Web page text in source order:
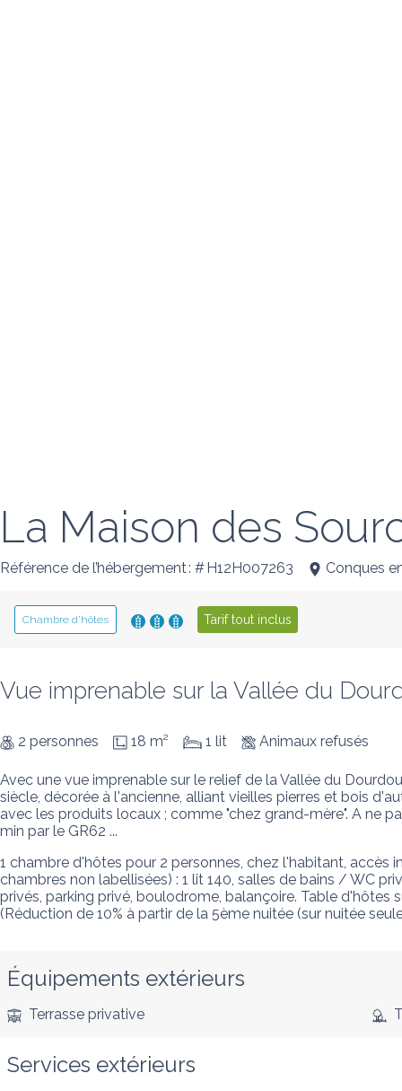
La Maison des
Référence de l’hébergement : # H12H007263 Conques
Chambre d’hôtes Tarif tout inclus
Vue imprenable sur la Vallée du
2 personnes 18 m² 1 lit Animaux refusés
Avec une vue imprenable sur le relief de la Vallée du
siècle, décorée à l'ancienne, alliant vieilles pierres et bois
avec les produits locaux ; comme "chez grand-mère". A ne
min par le GR62 ...
1 chambre d'hôtes pour 2 personnes, chez l'habitant,
chambres non labellisées) : 1 lit 140, salles de bains / WC
privés, parking privé, boulodrome, balançoire. Table
(Réduction de 10% à partir de la 5ème nuitée (sur nuitée
Équipements extérieurs
Terrasse privative
Services extérieurs